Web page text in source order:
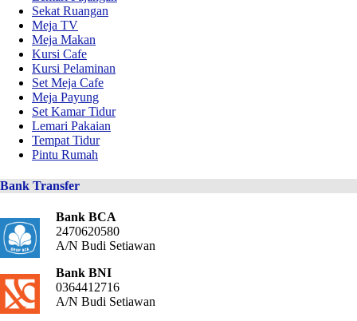
Sekat Ruangan
Meja TV
Meja Makan
Kursi Cafe
Kursi Pelaminan
Set Meja Cafe
Meja Payung
Set Kamar Tidur
Lemari Pakaian
Tempat Tidur
Pintu Rumah
Bank Transfer
Bank BCA
2470620580
A/N Budi Setiawan
Bank BNI
0364412716
A/N Budi Setiawan